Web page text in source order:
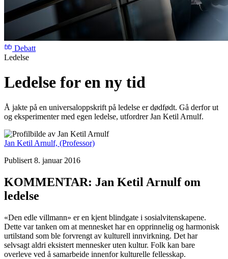
Debatt
Ledelse
Ledelse for en ny tid
Å jakte på en universaloppskrift på ledelse er dødfødt. Gå derfor ut
og eksperimenter med egen ledelse, utfordrer Jan Ketil Arnulf.
Jan Ketil Arnulf, (Professor)
Publisert 8. januar 2016
KOMMENTAR: Jan Ketil Arnulf om
ledelse
«Den edle villmann» er en kjent blindgate i sosialvitenskapene.
Dette var tanken om at mennesket har en opprinnelig og harmonisk
urtilstand som ble forvrengt av kulturell innvirkning. Det har
selvsagt aldri eksistert mennesker uten kultur. Folk kan bare
overleve ved å samarbeide innenfor kulturelle fellesskap.